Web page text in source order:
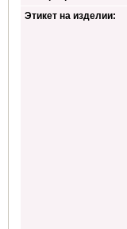
Этикет на изделии: